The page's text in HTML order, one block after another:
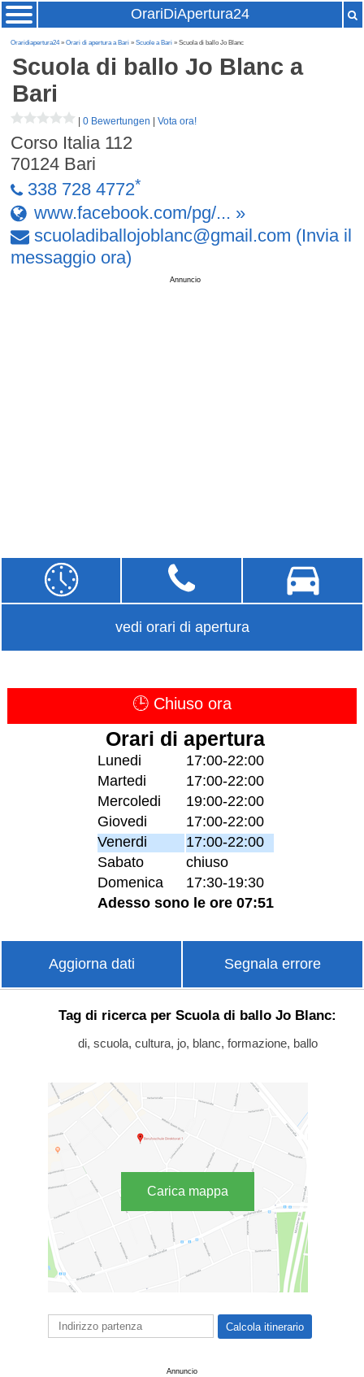
OrariDiApertura24
Oraridiapertura24»Orari di apertura a Bari »Scuole a Bari » Scuola di ballo Jo Blanc
Scuola di ballo Jo Blanc a
Bari
|0 Bewertungen |Vota ora!
Corso Italia 112
70124 Bari
338 728 4772*
www.facebook.com/pg/... »
scuoladiballojoblanc@gmail .com (Invia il
messaggio ora)
Annuncio
vedi orari di apertura
🕒 Chiuso ora
Orari di apertura
Lunedi
17:00-22:00
Martedi
17:00-22:00
Mercoledi
19:00-22:00
Giovedi
17:00-22:00
Venerdi
17:00-22:00
Sabato
chiuso
Domenica
17:30-19:30
Adesso sono le ore 07:51
Aggiorna dati Segnala errore
Tag di ricerca per Scuola di ballo Jo Blanc:
di, scuola, cultura, jo, blanc, formazione, ballo
Carica mappa
Annuncio